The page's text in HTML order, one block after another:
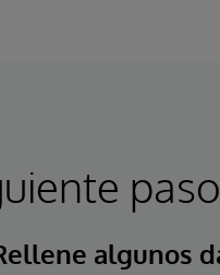
paso
algunos